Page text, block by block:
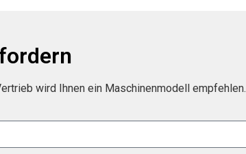
wird Ihnen ein Maschinenmodell empfehlen.